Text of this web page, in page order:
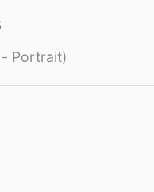
- Portrait)